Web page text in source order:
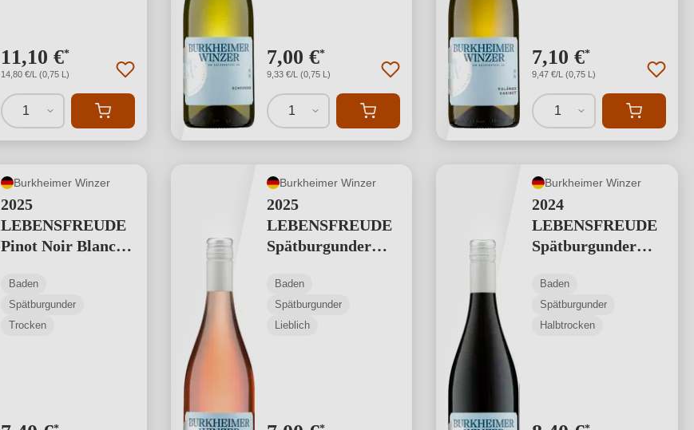
11,10 €*
14,80 €/L (0,75 L)
1
7,00 €*
9,33 €/L (0,75 L)
1
7,10 €*
9,47 €/L (0,75 L)
1
Burkheimer Winzer
2025
LEBENSFREUDE
Pinot Noir Blanc
Baden
Spätburgunder
Trocken
Burkheimer Winzer
2025
LEBENSFREUDE
Spätburgunder
Kabinett
Weissherbst
Baden
Spätburgunder
Lieblich
Burkheimer Winzer
2024
LEBENSFREUDE
Spätburgunder
Baden
Spätburgunder
Halbtrocken